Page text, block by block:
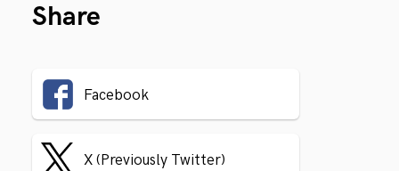
Share
Facebook
X (Previously Twitter)